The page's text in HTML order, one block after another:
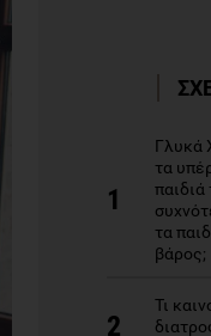
1
Γλυκά
τα
τα
βάρος;
2
Τι